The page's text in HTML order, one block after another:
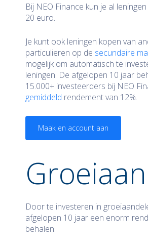
Bij NEO Finance kun je al
20 euro.
Je kunt ook leningen kopen van
particulieren op de secundaire
mogelijk om automatisch te
leningen. De afgelopen 10 jaar
15.000+ investeerders bij NEO
gemiddeld rendement van 12%.
Maak en account aan
Door te investeren in
afgelopen 10 jaar een enorm
behalen.